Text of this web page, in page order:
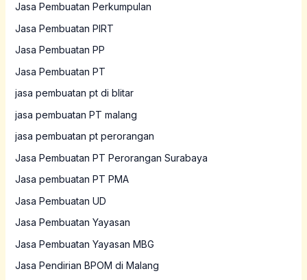
Jasa Pembuatan Perkumpulan
Jasa Pembuatan PIRT
Jasa Pembuatan PP
Jasa Pembuatan PT
jasa pembuatan pt di blitar
jasa pembuatan PT malang
jasa pembuatan pt perorangan
Jasa Pembuatan PT Perorangan Surabaya
Jasa pembuatan PT PMA
Jasa Pembuatan UD
Jasa Pembuatan Yayasan
Jasa Pembuatan Yayasan MBG
Jasa Pendirian BPOM di Malang